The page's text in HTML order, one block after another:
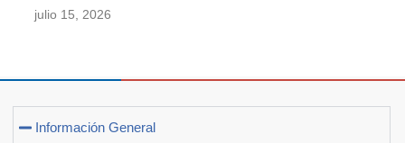
julio 15, 2026
Información General